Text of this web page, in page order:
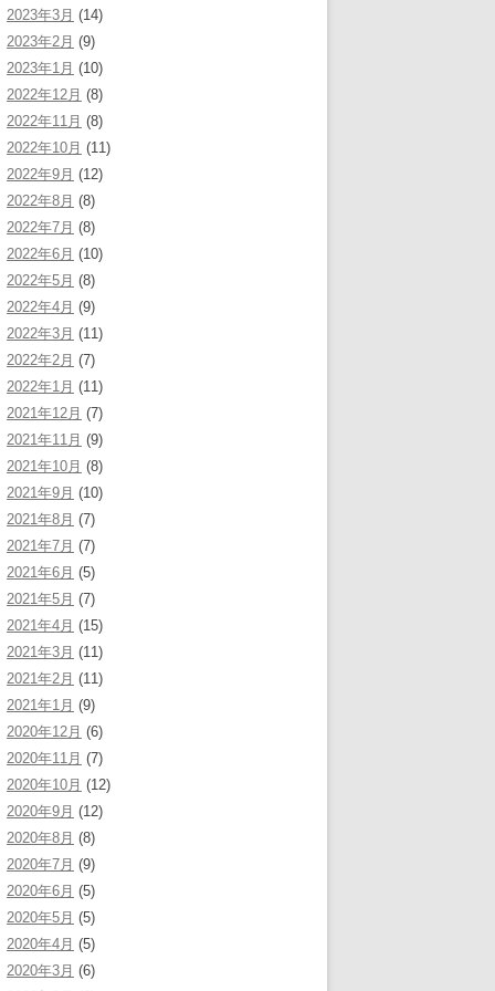
2023年3月 (14)
2023年2月 (9)
2023年1月 (10)
2022年12月 (8)
2022年11月 (8)
2022年10月 (11)
2022年9月 (12)
2022年8月 (8)
2022年7月 (8)
2022年6月 (10)
2022年5月 (8)
2022年4月 (9)
2022年3月 (11)
2022年2月 (7)
2022年1月 (11)
2021年12月 (7)
2021年11月 (9)
2021年10月 (8)
2021年9月 (10)
2021年8月 (7)
2021年7月 (7)
2021年6月 (5)
2021年5月 (7)
2021年4月 (15)
2021年3月 (11)
2021年2月 (11)
2021年1月 (9)
2020年12月 (6)
2020年11月 (7)
2020年10月 (12)
2020年9月 (12)
2020年8月 (8)
2020年7月 (9)
2020年6月 (5)
2020年5月 (5)
2020年4月 (5)
2020年3月 (6)